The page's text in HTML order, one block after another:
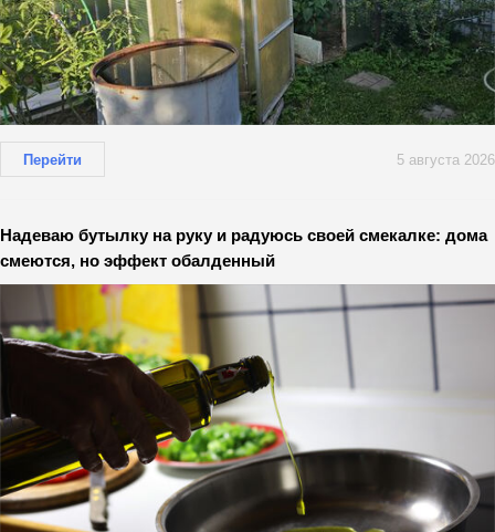
Перейти 5 августа 2026
Надеваю бутылку на руку и радуюсь своей смекалке: дома
смеются, но эффект обалденный